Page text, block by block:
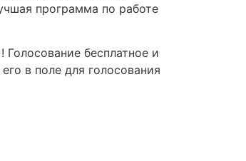
программа по работе
бесплатное и
в поле для голосования